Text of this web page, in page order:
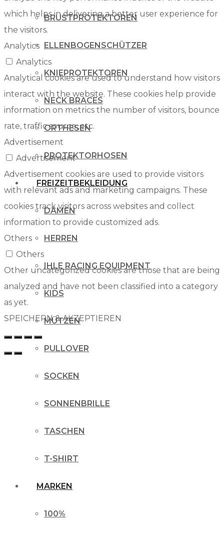
BRUSTPROTEKTOREN
ELLENBOGENSCHÜTZER
KNIEPROTEKTOREN
NECK BRACES
ORTHESEN
PROTEKTORHOSEN
FREIZEITBEKLEIDUNG
DAMEN
HERREN
IHLE RACING EQUIPMENT
KIDS
MÜTZEN
PULLOVER
SOCKEN
SONNENBRILLE
TASCHEN
T-SHIRT
MARKEN
100%
which helps in delivering a better user experience for
the visitors.
Analytics
Analytics
Analytical cookies are used to understand how visitors
interact with the website. These cookies help provide
information on metrics the number of visitors, bounce
rate, traffic source, etc.
Advertisement
Advertisement
Advertisement cookies are used to provide visitors
with relevant ads and marketing campaigns. These
cookies track visitors across websites and collect
information to provide customized ads.
Others
Others
Other uncategorized cookies are those that are being
analyzed and have not been classified into a category
as yet.
SPEICHERN & AKZEPTIEREN